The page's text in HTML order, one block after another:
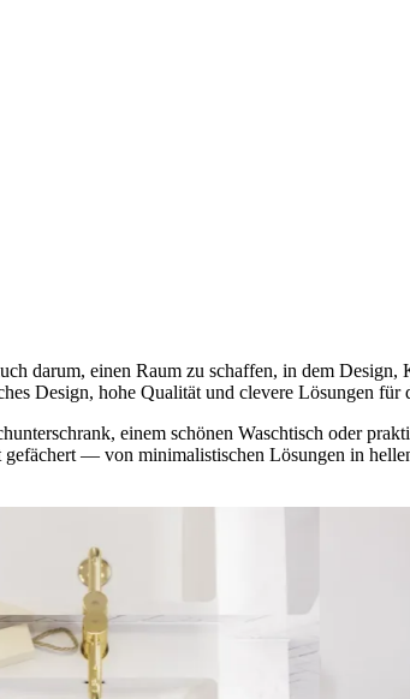
darum, einen Raum zu schaffen, in dem
Design, hohe Qualität und clevere Lösungen
einem schönen Waschtisch oder
— von minimalistischen Lösungen in